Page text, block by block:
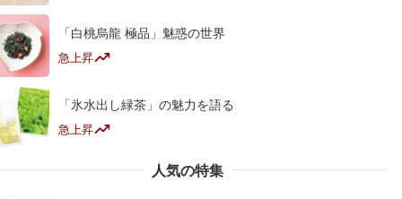
「白桃烏龍 極品」魅惑の世界
急上昇
「氷水出し緑茶」の魅力を語る
急上昇
人気の特集